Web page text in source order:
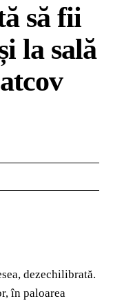
să fii
la sală
dezechilibrată.
în paloarea